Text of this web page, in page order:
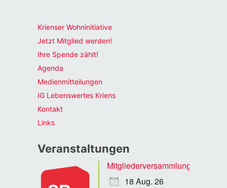
Krienser Wohninitiative
Jetzt Mitglied werden!
Ihre Spende zählt!
Agenda
Medienmitteilungen
IG Lebenswertes Kriens
Kontakt
Links
Veranstaltungen
Mitgliederversammlung
18 Aug. 26